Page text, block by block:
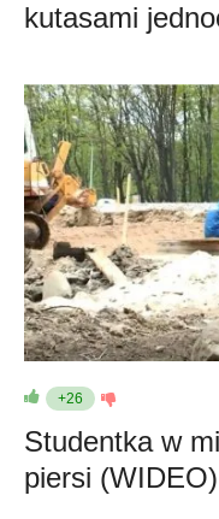
kutasami
+26
Studentka w
piersi (WIDEO)